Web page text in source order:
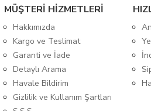
MÜŞTERİ HİZMETLERİ
Hakkımızda
Kargo ve Teslimat
Garanti ve İade
Detaylı Arama
Havale Bildirim
Gizlilik ve Kullanım Şartları